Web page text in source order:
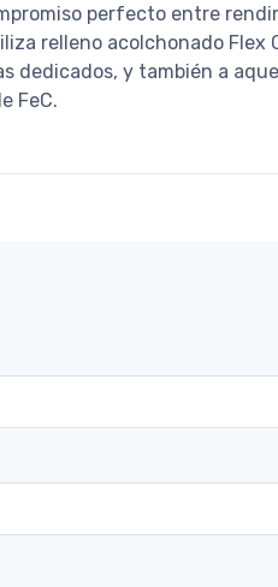
perfecto entre
relleno acolchonado
dedicados, y también a
FeC.